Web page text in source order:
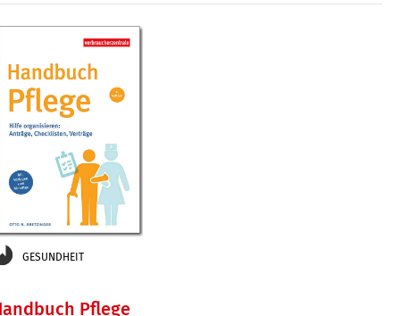
GESUNDHEIT
Pflege